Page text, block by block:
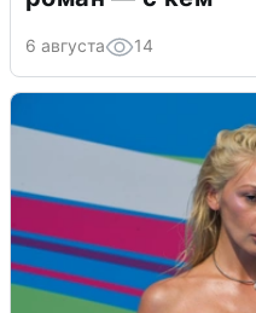
6 августа 14